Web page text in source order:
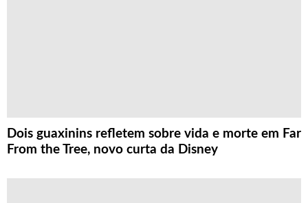
Dois guaxinins refletem sobre vida e morte em Far
From the Tree, novo curta da Disney